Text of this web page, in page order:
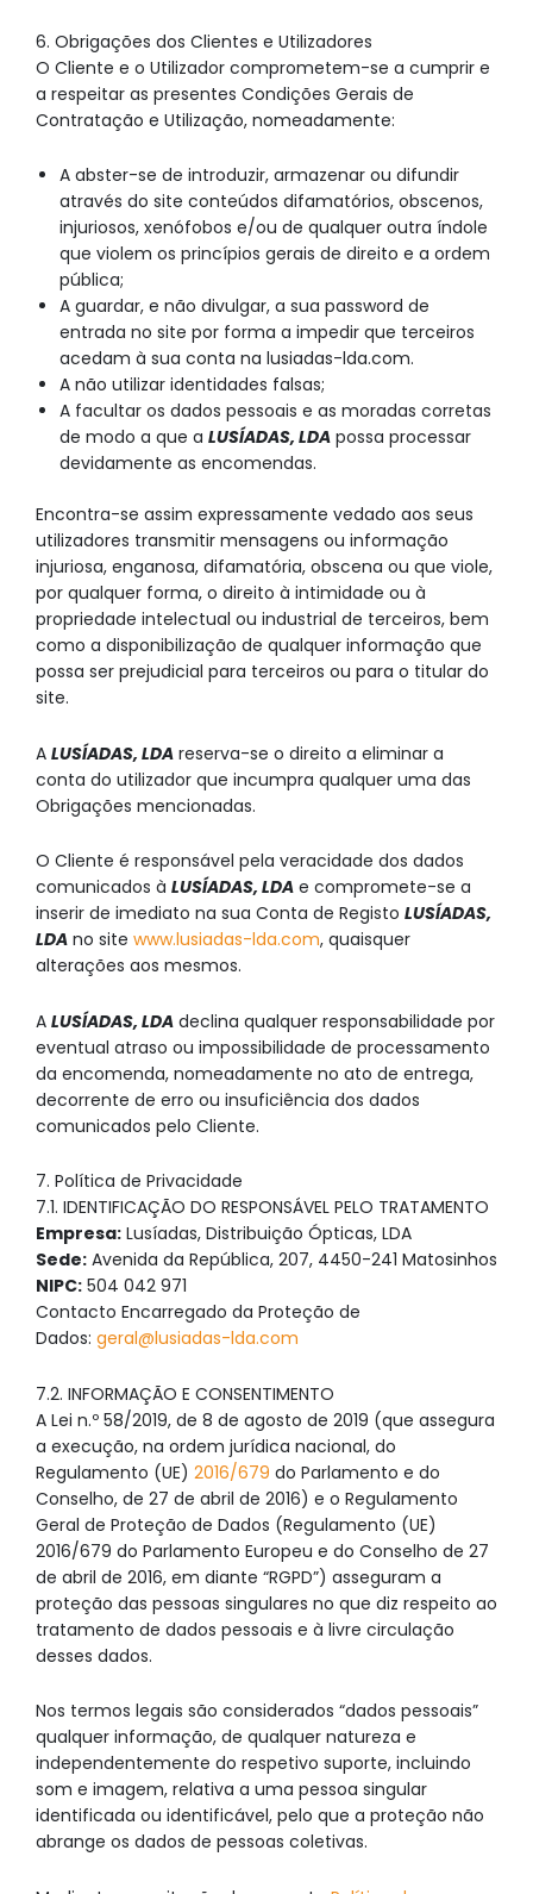
6. Obrigações dos Clientes e Utilizadores
O Cliente e o Utilizador comprometem-se a cumprir e
a respeitar as presentes Condições Gerais de
Contratação e Utilização, nomeadamente:
A abster-se de introduzir, armazenar ou difundir
através do site conteúdos difamatórios, obscenos,
injuriosos, xenófobos e/ou de qualquer outra índole
que violem os princípios gerais de direito e a ordem
pública;
A guardar, e não divulgar, a sua password de
entrada no site por forma a impedir que terceiros
acedam à sua conta na lusiadas-lda.com.
A não utilizar identidades falsas;
A facultar os dados pessoais e as moradas corretas
de modo a que a LUSÍADAS, LDA possa processar
devidamente as encomendas.
Encontra-se assim expressamente vedado aos seus
utilizadores transmitir mensagens ou informação
injuriosa, enganosa, difamatória, obscena ou que viole,
por qualquer forma, o direito à intimidade ou à
propriedade intelectual ou industrial de terceiros, bem
como a disponibilização de qualquer informação que
possa ser prejudicial para terceiros ou para o titular do
site.
A LUSÍADAS, LDA reserva-se o direito a eliminar a
conta do utilizador que incumpra qualquer uma das
Obrigações mencionadas.
O Cliente é responsável pela veracidade dos dados
comunicados à LUSÍADAS, LDA e compromete-se a
inserir de imediato na sua Conta de Registo LUSÍADAS,
LDA no site www.lusiadas-lda.com, quaisquer
alterações aos mesmos.
A LUSÍADAS, LDA declina qualquer responsabilidade por
eventual atraso ou impossibilidade de processamento
da encomenda, nomeadamente no ato de entrega,
decorrente de erro ou insuficiência dos dados
comunicados pelo Cliente.
7. Política de Privacidade
7.1. IDENTIFICAÇÃO DO RESPONSÁVEL PELO TRATAMENTO
Empresa: Lusíadas, Distribuição Ópticas, LDA
Sede: Avenida da República, 207, 4450-241 Matosinhos
NIPC: 504 042 971
Contacto Encarregado da Proteção de
Dados: geral@lusiadas-lda.com
7.2. INFORMAÇÃO E CONSENTIMENTO
A Lei n.º 58/2019, de 8 de agosto de 2019 (que assegura
a execução, na ordem jurídica nacional, do
Regulamento (UE) 2016/679 do Parlamento e do
Conselho, de 27 de abril de 2016) e o Regulamento
Geral de Proteção de Dados (Regulamento (UE)
2016/679 do Parlamento Europeu e do Conselho de 27
de abril de 2016, em diante “RGPD”) asseguram a
proteção das pessoas singulares no que diz respeito ao
tratamento de dados pessoais e à livre circulação
desses dados.
Nos termos legais são considerados “dados pessoais”
qualquer informação, de qualquer natureza e
independentemente do respetivo suporte, incluindo
som e imagem, relativa a uma pessoa singular
identificada ou identificável, pelo que a proteção não
abrange os dados de pessoas coletivas.